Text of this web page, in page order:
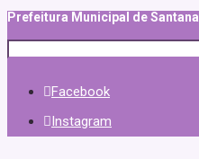
Prefeitura Municipal de Santana
Facebook
Instagram